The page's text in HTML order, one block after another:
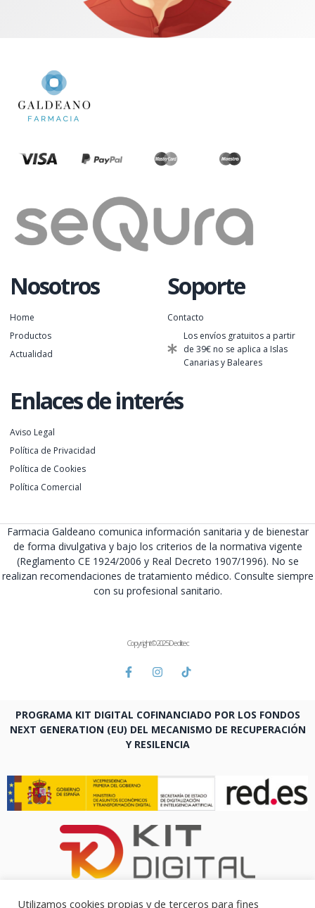
Nosotros
Home
Productos
Actualidad
Soporte
Contacto
Los envíos gratuitos a partir
de 39€ no se aplica a Islas
Canarias y Baleares
Enlaces de interés
Aviso Legal
Política de Privacidad
Política de Cookies
Política Comercial
Farmacia Galdeano comunica información sanitaria y de bienestar
de forma divulgativa y bajo los criterios de la normativa vigente
(Reglamento CE 1924/2006 y Real Decreto 1907/1996). No se
realizan recomendaciones de tratamiento médico. Consulte siempre
con su profesional sanitario.
Copyright © 2025 Deditec
PROGRAMA KIT DIGITAL COFINANCIADO POR LOS FONDOS
NEXT GENERATION (EU) DEL MECANISMO DE RECUPERACIÓN
Y RESILENCIA
Utilizamos cookies propias y de terceros para fines